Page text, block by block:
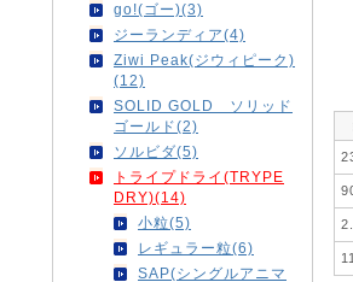
go!(ゴー)(3)
ジーランディア(4)
Ziwi Peak(ジウィピーク)
(12)
SOLID GOLD ソリッド
ゴールド(2)
ソルビダ(5)
トライプドライ(TRYPE
DRY)(14)
小粒(5)
レギュラー粒(6)
SAP(シングルアニマ